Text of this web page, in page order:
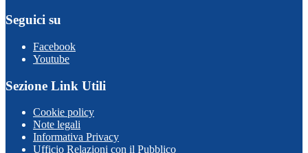
Seguici su
Facebook
Youtube
Sezione Link Utili
Cookie policy
Note legali
Informativa Privacy
Ufficio Relazioni con il Pubblico